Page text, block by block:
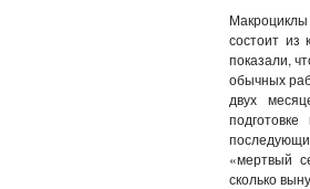
состоит из
показали,
обычных
двух
«мертвый
сколько